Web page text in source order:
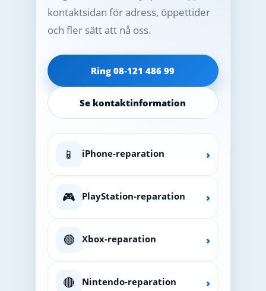
kontaktsidan för adress, öppettider
och fler sätt att nå oss.
Ring 08‑121 486 99
Se kontaktinformation
📱 iPhone-reparation ›
🎮 PlayStation-reparation ›
🟢 Xbox-reparation ›
🔴 Nintendo-reparation ›